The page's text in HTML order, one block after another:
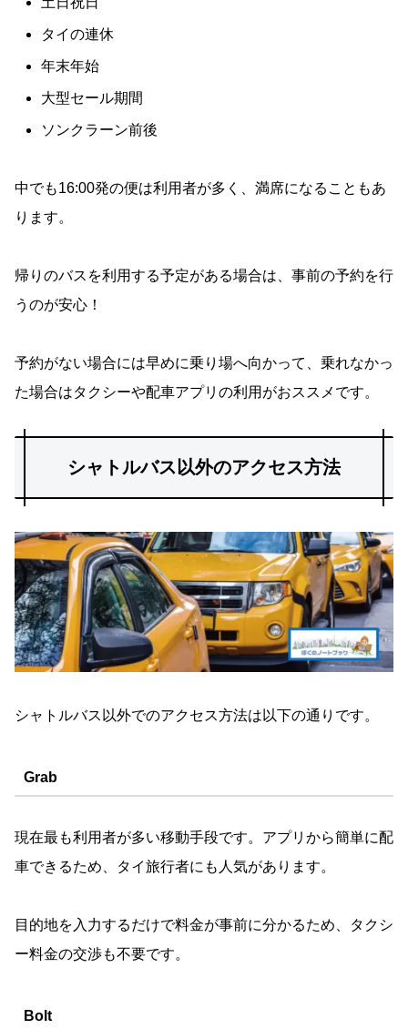
タイの連休
年末年始
大型セール期間
ソンクラーン前後
中でも16:00発の便は利用者が多く、満席になることもあ
ります。
帰りのバスを利用する予定がある場合は、事前の予約を行
うのが安心！
予約がない場合には早めに乗り場へ向かって、乗れなかっ
た場合はタクシーや配車アプリの利用がおススメです。
シャトルバス以外のアクセス方法
シャトルバス以外でのアクセス方法は以下の通りです。
Grab
現在最も利用者が多い移動手段です。アプリから簡単に配
車できるため、タイ旅行者にも人気があります。
目的地を入力するだけで料金が事前に分かるため、タクシ
ー料金の交渉も不要です。
Bolt